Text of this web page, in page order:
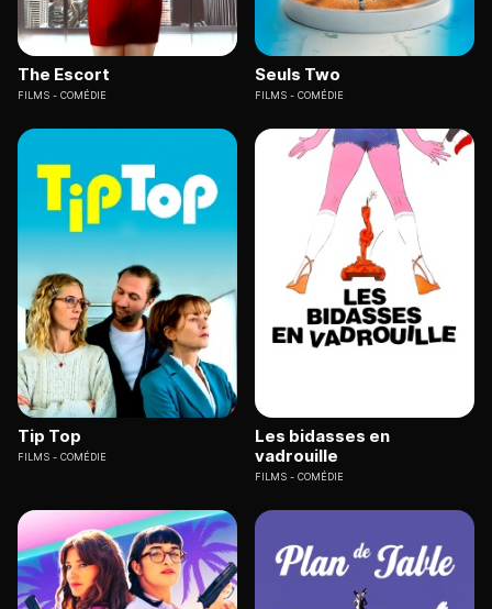
The Escort
FILMS COMÉDIE
Seuls Two
FILMS COMÉDIE
Tip Top
FILMS COMÉDIE
Les bidasses en
vadrouille
FILMS COMÉDIE